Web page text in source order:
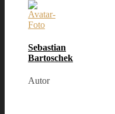
Sebastian
Bartoschek
Autor